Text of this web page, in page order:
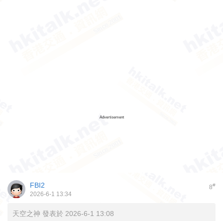
Advertisement
8#
FBI2
2026-6-1 13:34
天空之神 發表於 2026-6-1 13:08